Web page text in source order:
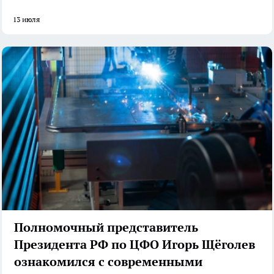
13 июля
Полномочный представитель
Президента РФ по ЦФО Игорь Щёголев
ознакомился с современными